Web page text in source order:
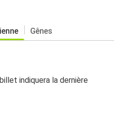
Gênes
indiquera la dernière